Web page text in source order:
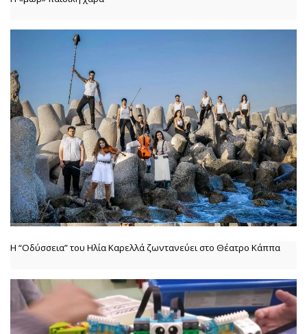
Η “Οδύσσεια” του Ηλία Καρελλά ζωντανεύει στο Θέατρο Κάππα